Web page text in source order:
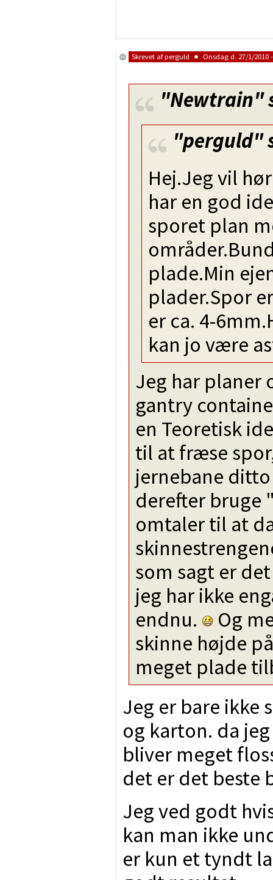
Skrevet afperguld Onsdag d. 27/1/2010
"Newtrain"
"perguld"
Hej.Jeg vil
har en god
sporet plan
plade.Min
plader.Spor
er ca. 4-
kan jo være
Jeg har planer
gantry
en Teoretisk
til at fræse
jernebane
derefter bruge
omtaler til at
som sagt er
jeg har ikke
endnu.
Og
skinne højde
meget plade
Jeg er bare ikke
og karton. da
bliver meget
det er det beste
Jeg ved godt
kan man ikke
er kun et tyndt